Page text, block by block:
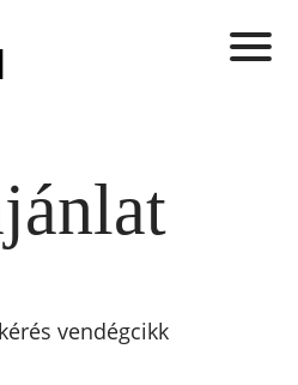
vendégcikk